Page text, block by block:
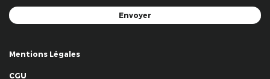
Mentions Légales
CGU